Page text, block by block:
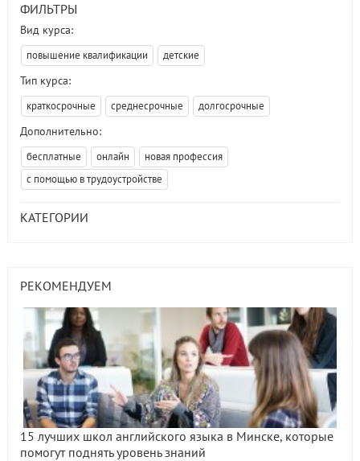
ФИЛЬТРЫ
Вид курса:
повышение квалификации детские
Тип курса:
краткосрочные среднесрочные долгосрочные
Дополнительно:
бесплатные онлайн
новая профессия
с помощью в трудоустройстве
КАТЕГОРИИ
РЕКОМЕНДУЕМ
15 лучших школ английского языка в Минске, которые
помогут поднять уровень знаний